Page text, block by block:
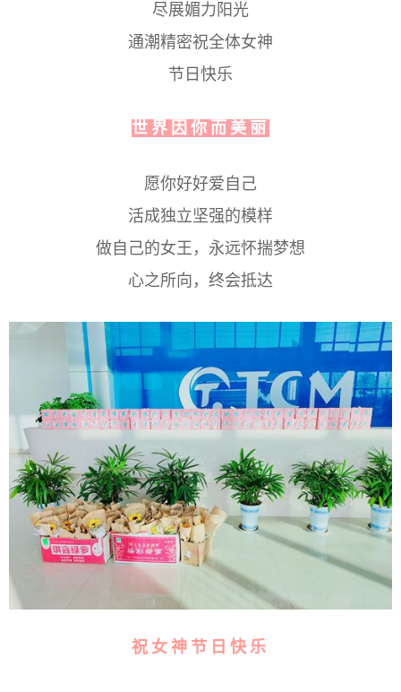
尽展媚力阳光
通潮精密祝全体女神
节日快乐
世界因你而美丽
愿你好好爱自己
活成独立坚强的模样
做自己的女王，永远怀揣梦想
心之所向，终会抵达
祝女神节日快乐